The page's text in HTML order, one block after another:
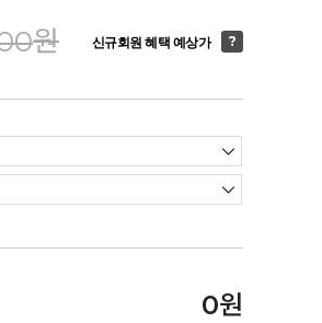
원 신규회원 혜택 예상가
0원